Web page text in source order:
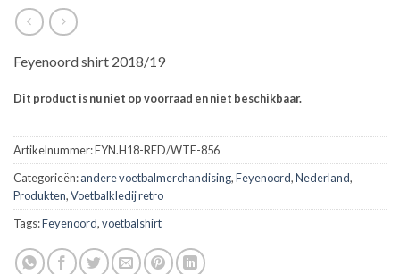
Feyenoord shirt 2018/19
Dit product is nu niet op voorraad en niet beschikbaar.
Artikelnummer:FYN.H18-RED/WTE-856
Categorieën:andere voetbalmerchandising,Feyenoord,Nederland,
Produkten,Voetbalkledij retro
Tags:Feyenoord,voetbalshirt